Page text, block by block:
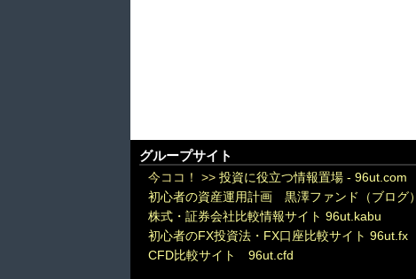
グループサイト
今ココ！ >> 投資に役立つ情報置場 - 96ut.com
初心者の資産運用計画 黒澤ファンド（ブログ）
株式・証券会社比較情報サイト 96ut.kabu
初心者のFX投資法・FX口座比較サイト 96ut.fx
CFD比較サイト 96ut.cfd